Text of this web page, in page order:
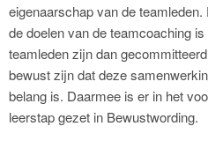
eigenaarschap van de
de doelen van de teamcoaching
teamleden zijn dan
bewust zijn dat deze
belang is. Daarmee is er in het
leerstap gezet in Bewustwording.